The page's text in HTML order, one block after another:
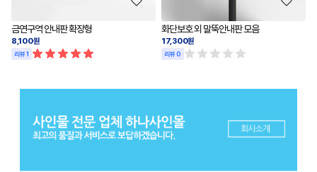
금연구역 안내판 확장형
8,100원
리뷰 1
화단보호 외 말뚝안내판 모음
17,300원
리뷰 0